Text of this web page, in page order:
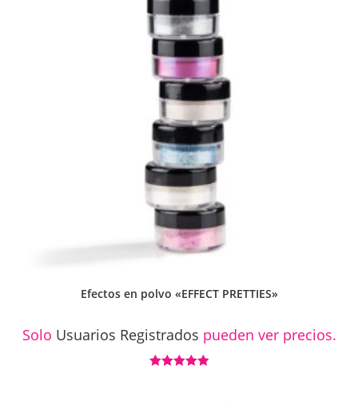
Efectos en polvo «EFFECT PRETTIES»
Solo Usuarios Registrados pueden ver precios.